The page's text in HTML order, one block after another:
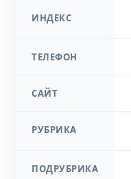
ИНДЕКС
ТЕЛЕФОН
САЙТ
РУБРИКА
ПОДРУБРИКА